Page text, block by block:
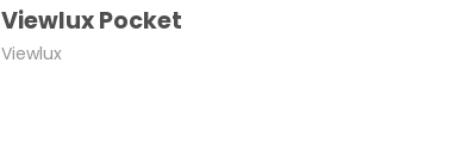
Viewlux Pocket
Viewlux